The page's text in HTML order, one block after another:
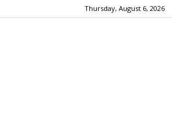
Thursday, August 6, 2026